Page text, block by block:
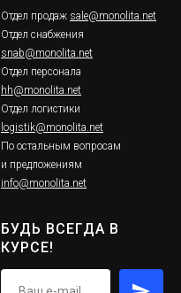
Отдел продаж sale@monolita.net
Отдел снабжения
snab@monolita.net
Отдел персонала
hh@monolita.net
Отдел логистики
logistik@monolita.net
По остальным вопросам
и предложениям
info@monolita.net
БУДЬ ВСЕГДА В
КУРСЕ!